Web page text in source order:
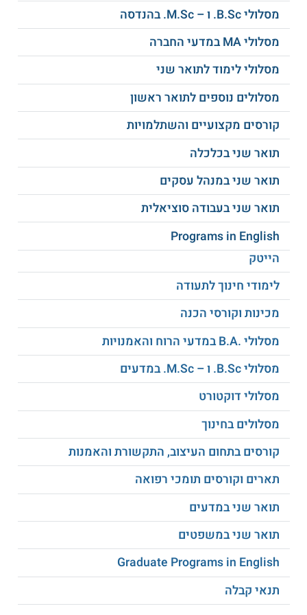
בממוצע ציונים של לפחות 80, בעלי ממוצע נמוך יותר יכולים
להתקבל במקרים מסוימים לפי דיון של וועדת קבלה. על
המועמדים להיות בוגרישנת השלמה בחשבונאותממוסד שמוכר
על ידי מועצת רואי החשבון. נדרש גם מעבר של בחינת "חשבונאות
פיננסית מתקדמת" (סופיות ב') של מועצת רואי החשבון בציון של
לפחות 60. מועמדים שעומדים בתנאים אלה יכולים לקבל פטור
תעודה
לסטודנטים אשר עומדים בכל התנאים ומשלימים בהצלחה את
התכנית זכאים לקבל שני תארים מטעם אוניברסיטת בר אילן: תואר
בחשבונאות.
למידע נוסף לחצו:אוניברסיטת בר-אילן
מסלולי B.Sc. ו – M.Sc. בהנדסה
מסלולי MA במדעי החברה
מסלולי לימוד לתואר שני
מסלולים נוספים לתואר ראשון
קורסים מקצועיים והשתלמויות
תואר שני בכלכלה
תואר שני במנהל עסקים
תואר שני בעבודה סוציאלית
Programs in English
הייטק
לימודי חינוך לתעודה
מכינות וקורסי הכנה
מסלולי .B.A במדעי הרוח והאמנויות
מסלולי B.Sc. ו – M.Sc. במדעים
מסלולי דוקטורט
מסלולים בחינוך
קורסים בתחום העיצוב, התקשורת והאמנות
תארים וקורסים תומכי רפואה
תואר שני במדעים
תואר שני במשפטים
Graduate Programs in English
תנאי קבלה